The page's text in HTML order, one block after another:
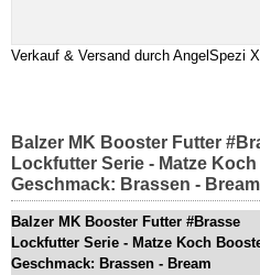
Verkauf & Versand durch AngelSpezi
Balzer MK Booster Futter
Lockfutter Serie - Matze
Geschmack: Brassen - Bream
Balzer MK Booster Futter #Brasse
Lockfutter Serie - Matze Koch
Geschmack: Brassen - Bream